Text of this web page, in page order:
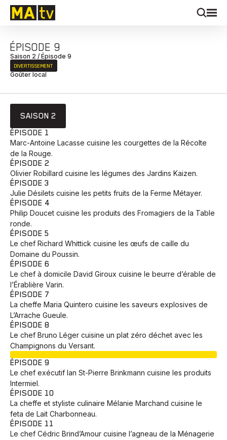
ÉPISODE 9
Saison 2 / Épisode 9
DIVERTISSEMENT
Goûter local
SAISON 2
ÉPISODE 1
Marc-Antoine Lacasse cuisine les courgettes de la Récolte
de la Rouge.
ÉPISODE 2
Olivier Robillard cuisine les légumes des Jardins Kaizen.
ÉPISODE 3
Julie Désilets cuisine les petits fruits de la Ferme Métayer.
ÉPISODE 4
Philip Doucet cuisine les produits des Fromagiers de la Table
ronde.
ÉPISODE 5
Le chef Richard Whittick cuisine les œufs de caille du
Domaine du Poussin.
ÉPISODE 6
Le chef à domicile David Giroux cuisine le beurre d’érable de
l’Érablière Varin.
ÉPISODE 7
La cheffe Maria Quintero cuisine les saveurs explosives de
L’Arrache Gueule.
ÉPISODE 8
Le chef Bruno Léger cuisine un plat zéro déchet avec les
Champignons du Versant.
ÉPISODE 9
Le chef exécutif Ian St-Pierre Brinkmann cuisine les produits
Intermiel.
ÉPISODE 10
La cheffe et styliste culinaire Mélanie Marchand cuisine le
feta de Lait Charbonneau.
ÉPISODE 11
Le chef Cédric Brind’Amour cuisine l’agneau de la Ménagerie